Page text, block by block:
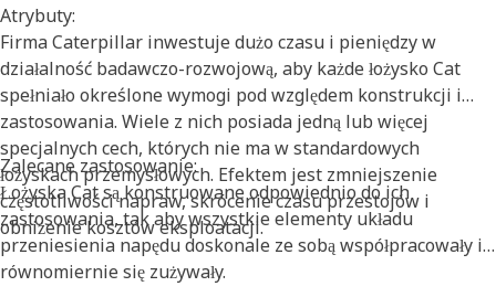
Atrybuty:
Firma Caterpillar inwestuje dużo czasu i pieniędzy w
działalność badawczo-rozwojową, aby każde łożysko Cat
spełniało określone wymogi pod względem konstrukcji i
zastosowania. Wiele z nich posiada jedną lub więcej
specjalnych cech, których nie ma w standardowych
łożyskach przemysłowych. Efektem jest zmniejszenie
częstotliwości napraw, skrócenie czasu przestojów i
obniżenie kosztów eksploatacji.
Zalecane zastosowanie:
Łożyska Cat są konstruowane odpowiednio do ich
zastosowania, tak aby wszystkie elementy układu
przeniesienia napędu doskonale ze sobą współpracowały i
równomiernie się zużywały.